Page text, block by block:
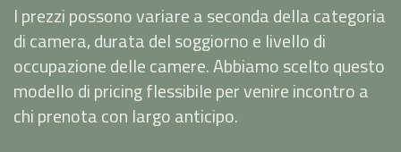
I prezzi possono variare a seconda della categoria
di camera, durata del soggiorno e livello di
occupazione delle camere. Abbiamo scelto questo
modello di pricing flessibile per venire incontro a
chi prenota con largo anticipo.